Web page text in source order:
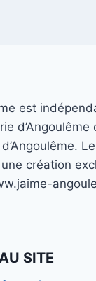
est
d’Angoulême
Le
création
SITE